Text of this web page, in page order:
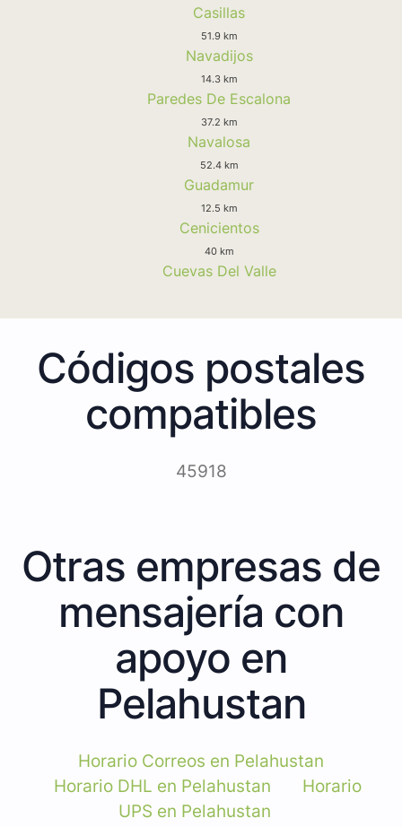
Casillas
51.9 km
Navadijos
14.3 km
Paredes De Escalona
37.2 km
Navalosa
52.4 km
Guadamur
12.5 km
Cenicientos
40 km
Cuevas Del Valle
Códigos postales
compatibles
45918
Otras empresas de
mensajería con
apoyo en
Pelahustan
Horario Correos en Pelahustan
Horario DHL en Pelahustan
Horario
UPS en Pelahustan